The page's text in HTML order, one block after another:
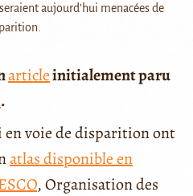
aujourd'hui menacées de
articleinitialement paru
.
en voie de disparition ont
atlas disponible en
, Organisation des